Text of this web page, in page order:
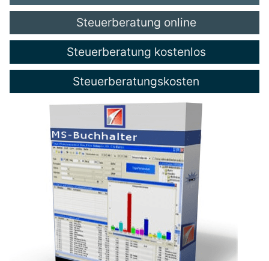
Steuerberatung online
Steuerberatung kostenlos
Steuerberatungskosten